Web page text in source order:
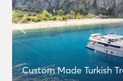
Custom Made Turkish